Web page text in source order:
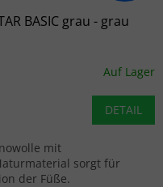
BASIC grau - grau
Auf Lager
DETAIL
mit
sorgt für
der Füße.